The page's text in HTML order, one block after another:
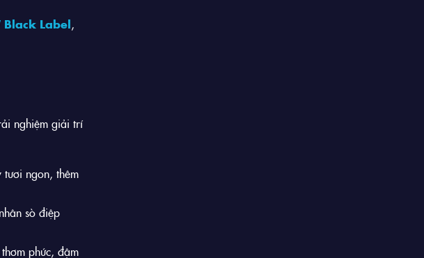
Black Label,
nghiệm giải trí
ngon, thêm
sò điệp
phức, đậm